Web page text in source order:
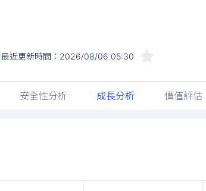
最近更新時間： 2026/08/06 05:30
安全性分析 成長分析 價值評估